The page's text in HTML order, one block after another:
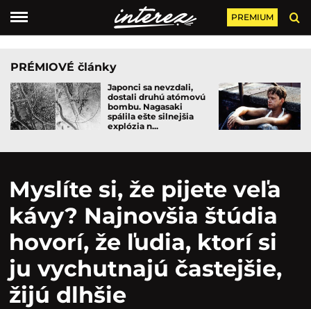
PREMIUM
PRÉMIOVÉ články
Japonci sa nevzdali,
dostali druhú atómovú
bombu. Nagasaki
spálila ešte silnejšia
explózia n...
Myslíte si, že pijete veľa
kávy? Najnovšia štúdia
hovorí, že ľudia, ktorí si
ju vychutnajú častejšie,
žijú dlhšie